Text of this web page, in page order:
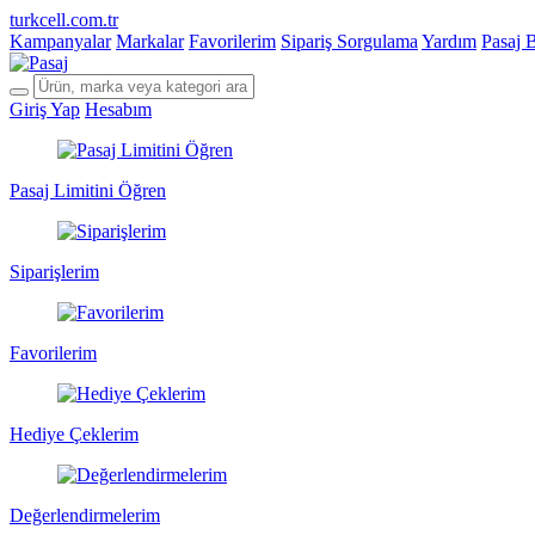
turkcell.com.tr
Kampanyalar Markalar Favorilerim Sipariş Sorgulama Yardım Pasaj
Giriş Yap Hesabım
Pasaj Limitini Öğren
Siparişlerim
Favorilerim
Hediye Çeklerim
Değerlendirmelerim